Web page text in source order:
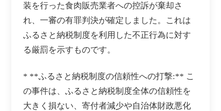
装を行った食肉販売業者への控訴が棄却さ
れ、一審の有罪判決が確定しました。これは
ふるさと納税制度を利用した不正行為に対す
る厳罰を示すものです。
* **ふるさと納税制度の信頼性への打撃:** こ
の事件は、ふるさと納税制度全体の信頼性を
大きく損ない、寄付者減少や自治体財政悪化